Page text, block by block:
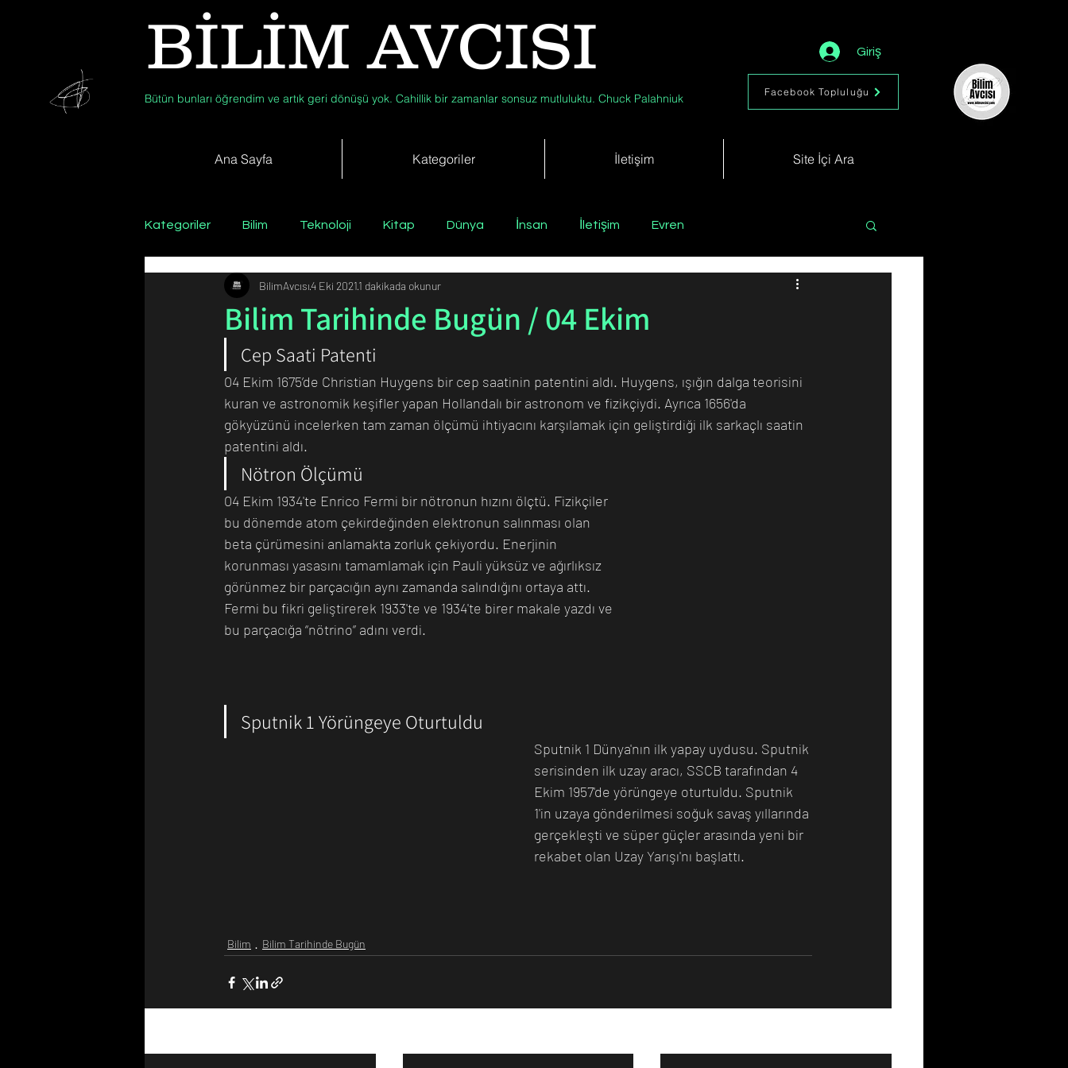
BİLİM AVCISI
Bütün bunları öğrendim ve artık geri dönüşü yok. Cahillik bir zamanlar sonsuz mutluluktu. Chuck Palahniuk
Giriş
Facebook Topluluğu
Ana Sayfa Kategoriler İletişim Site İçi Ara
Kategoriler Bilim Teknoloji Kitap Dünya İnsan İletişim Evren
Psikoloji / Sosyoloji / Felsefe Tıp Arkeoloji
Günün Fotoğrafı Biyoloji
Günün Bilim İnsanı İnsan Uzay
Bilim Tarihinde Bugün / 04 Ekim
BilimAvcısı4 Eki 20211 dakikada okunur
Cep Saati Patenti
04 Ekim 1675’de Christian Huygens bir cep saatinin patentini aldı. Huygens, ışığın dalga teorisini
kuran ve astronomik keşifler yapan Hollandalı bir astronom ve fizikçiydi. Ayrıca 1656'da
gökyüzünü incelerken tam zaman ölçümü ihtiyacını karşılamak için geliştirdiği ilk sarkaçlı saatin
patentini aldı.
Nötron Ölçümü
04 Ekim 1934'te Enrico Fermi bir nötronun hızını ölçtü. Fizikçiler
bu dönemde atom çekirdeğinden elektronun salınması olan
beta çürümesini anlamakta zorluk çekiyordu. Enerjinin
korunması yasasını tamamlamak için Pauli yüksüz ve ağırlıksız
görünmez bir parçacığın aynı zamanda salındığını ortaya attı.
Fermi bu fikri geliştirerek 1933'te ve 1934'te birer makale yazdı ve
bu parçacığa “nötrino” adını verdi.
Sputnik 1 Yörüngeye Oturtuldu
Sputnik 1 Dünya'nın ilk yapay uydusu. Sputnik
serisinden ilk uzay aracı, SSCB tarafından 4
Ekim 1957'de yörüngeye oturtuldu. Sputnik
1'in uzaya gönderilmesi soğuk savaş yıllarında
gerçekleşti ve süper güçler arasında yeni bir
rekabet olan Uzay Yarışı'nı başlattı.
Bilim Bilim Tarihinde Bugün